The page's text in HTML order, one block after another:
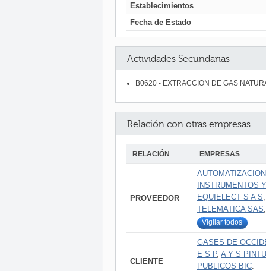
Establecimientos
Fecha de Estado
Actividades Secundarias
B0620 - EXTRACCION DE GAS
Relación con otras empresas
RELACIÓN EMPRESAS
PROVEEDOR
INSTRUMENTOS
EQUIELECT S A S
TELEMATICA SAS
Vigilar todos
CLIENTE
GASES DE
E S P, A Y S
PUBLICOS BIC